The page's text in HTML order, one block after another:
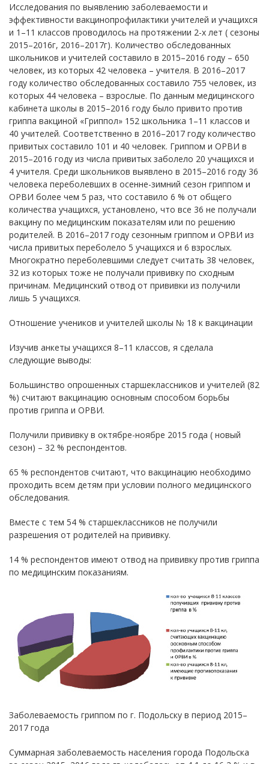
Исследования по выявлению заболеваемости и
эффективности вакцинопрофилактики учителей и учащихся
и 1–11 классов проводилось на протяжении 2-х лет ( сезоны
2015–2016г, 2016–2017г). Количество обследованных
школьников и учителей составило в 2015–2016 году – 650
человек, из которых 42 человека – учителя. В 2016–2017
году количество обследованных составило 755 человек, из
которых 44 человека – взрослые. По данным медицинского
кабинета школы в 2015–2016 году было привито против
гриппа вакциной «Гриппол» 152 школьника 1–11 классов и
40 учителей. Соответственно в 2016–2017 году количество
привитых составило 101 и 40 человек. Гриппом и ОРВИ в
2015–2016 году из числа привитых заболело 20 учащихся и
4 учителя. Среди школьников выявлено в 2015–2016 году 36
человека переболевших в осенне-зимний сезон гриппом и
ОРВИ более чем 5 раз, что составило 6 % от общего
количества учащихся, установлено, что все 36 не получали
вакцину по медицинским показателям или по решению
родителей. В 2016–2017 году сезонным гриппом и ОРВИ из
числа привитых переболело 5 учащихся и 6 взрослых.
Многократно переболевшими следует считать 38 человек,
32 из которых тоже не получали прививку по сходным
причинам. Медицинский отвод от прививки из получили
лишь 5 учащихся.
Отношение учеников и учителей школы № 18 к вакцинации
Изучив анкеты учащихся 8–11 классов, я сделала
следующие выводы:
Большинство опрошенных старшеклассников и учителей (82
%) считают вакцинацию основным способом борьбы
против гриппа и ОРВИ.
Получили прививку в октябре-ноябре 2015 года ( новый
сезон) – 32 % респондентов.
65 % респондентов считают, что вакцинацию необходимо
проходить всем детям при условии полного медицинского
обследования.
Вместе с тем 54 % старшеклассников не получили
разрешения от родителей на прививку.
14 % респондентов имеют отвод на прививку против гриппа
по медицинским показаниям.
Заболеваемость гриппом по г. Подольску в период 2015–
2017 года
Суммарная заболеваемость населения города Подольска